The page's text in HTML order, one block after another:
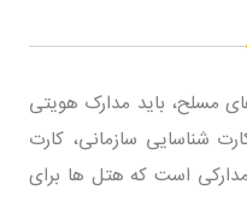
مسلح، باید مدارک هویتی
شناسایی سازمانی، کارت
است که هتل ها برای